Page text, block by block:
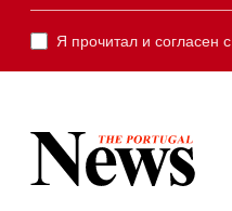
Я прочитал и согласен с